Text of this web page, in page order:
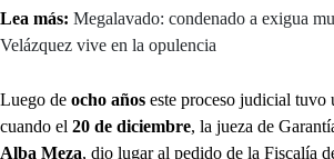
Lea más: Megalavado: condenado a exigua
Velázquez vive en la opulencia
Luego de ocho años este proceso judicial tuvo
cuando el 20 de diciembre, la jueza de
Alba Meza, dio lugar al pedido de la Fiscalía